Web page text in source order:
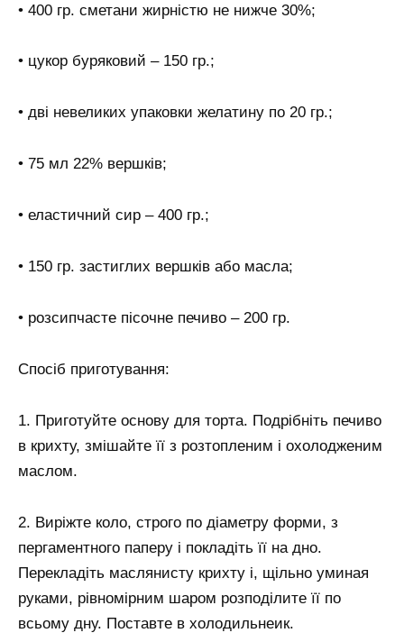
• 400 гр. сметани жирністю не нижче 30%;
• цукор буряковий – 150 гр.;
• дві невеликих упаковки желатину по 20 гр.;
• 75 мл 22% вершків;
• еластичний сир – 400 гр.;
• 150 гр. застиглих вершків або масла;
• розсипчасте пісочне печиво – 200 гр.
Спосіб приготування:
1. Приготуйте основу для торта. Подрібніть печиво
в крихту, змішайте її з розтопленим і охолодженим
маслом.
2. Виріжте коло, строго по діаметру форми, з
пергаментного паперу і покладіть її на дно.
Перекладіть маслянисту крихту і, щільно уминая
руками, рівномірним шаром розподілите її по
всьому дну. Поставте в холодильнеик.